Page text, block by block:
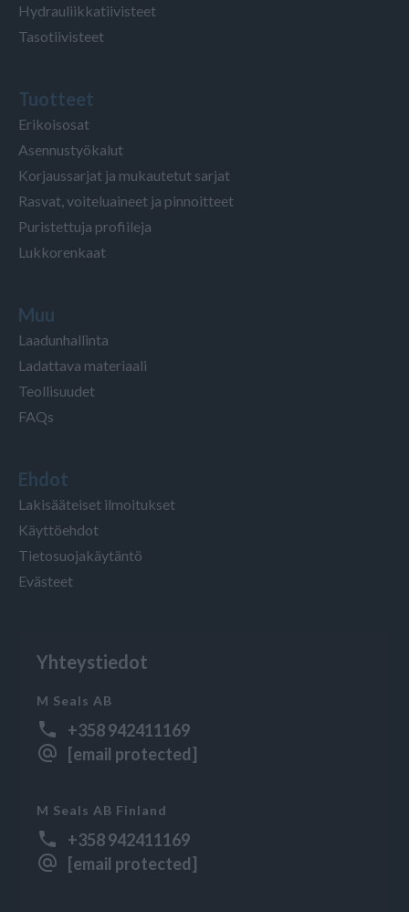
Hydrauliikkatiivisteet
Tasotiivisteet
Tuotteet
Erikoisosat
Asennustyökalut
Korjaussarjat ja mukautetut sarjat
Rasvat, voiteluaineet ja pinnoitteet
Puristettuja profiileja
Lukkorenkaat
Muu
Laadunhallinta
Ladattava materiaali
Teollisuudet
FAQs
Ehdot
Lakisääteiset ilmoitukset
Käyttöehdot
Tietosuojakäytäntö
Evästeet
Yhteystiedot
M Seals AB
+358 942411169
[email protected]
M Seals AB Finland
+358 942411169
[email protected]